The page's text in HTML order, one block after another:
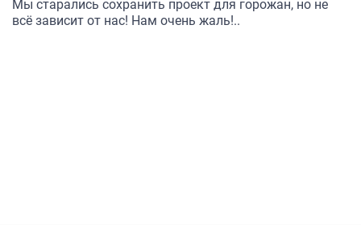
Мы старались сохранить проект для горожан, но не
всё зависит от нас! Нам очень жаль!..